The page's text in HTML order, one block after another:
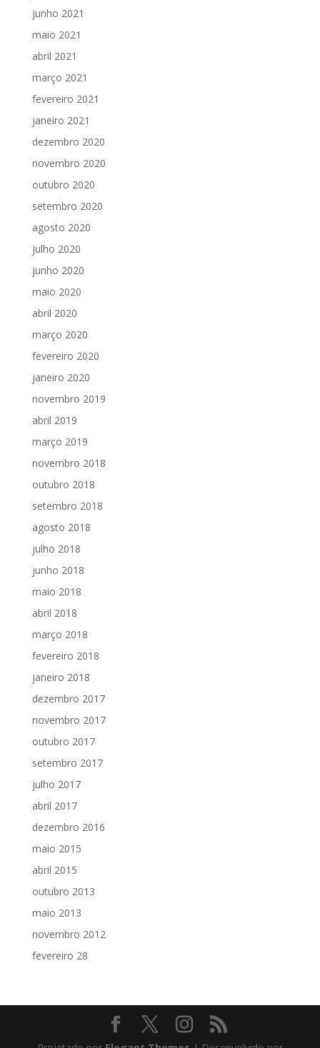
junho 2021
maio 2021
abril 2021
março 2021
fevereiro 2021
janeiro 2021
dezembro 2020
novembro 2020
outubro 2020
setembro 2020
agosto 2020
julho 2020
junho 2020
maio 2020
abril 2020
março 2020
fevereiro 2020
janeiro 2020
novembro 2019
abril 2019
março 2019
novembro 2018
outubro 2018
setembro 2018
agosto 2018
julho 2018
junho 2018
maio 2018
abril 2018
março 2018
fevereiro 2018
janeiro 2018
dezembro 2017
novembro 2017
outubro 2017
setembro 2017
julho 2017
abril 2017
dezembro 2016
maio 2015
abril 2015
outubro 2013
maio 2013
novembro 2012
fevereiro 28